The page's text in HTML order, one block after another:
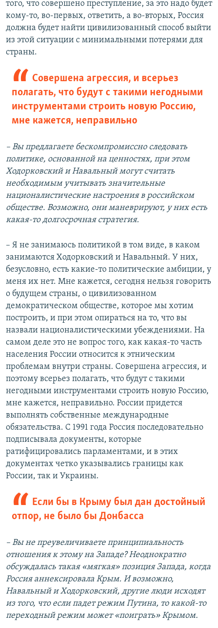
того, что совершено преступление, за это надо будет
кому-то, во-первых, ответить, а во-вторых, Россия
должна будет найти цивилизованный способ выйти
из этой ситуации с минимальными потерями для
страны.
Совершена агрессия, и всерьез
полагать, что будут с такими негодными
инструментами строить новую Россию,
мне кажется, неправильно
– Вы предлагаете бескомпромиссно следовать
политике, основанной на ценностях, при этом
Ходорковский и Навальный могут считать
необходимым учитывать значительные
националистические настроения в российском
обществе. Возможно, они маневрируют, у них есть
какая-то долгосрочная стратегия.
– Я не занимаюсь политикой в том виде, в каком
занимаются Ходорковский и Навальный. У них,
безусловно, есть какие-то политические амбиции, у
меня их нет. Мне кажется, сегодня нельзя говорить
о будущем страны, о цивилизованном
демократическом обществе, которое мы хотим
построить, и при этом опираться на то, что вы
назвали националистическими убеждениями. На
самом деле это не вопрос того, как какая-то часть
населения России относится к этническим
проблемам внутри страны. Совершена агрессия, и
поэтому всерьез полагать, что будут с такими
негодными инструментами строить новую Россию,
мне кажется, неправильно. России придется
выполнять собственные международные
обязательства. С 1991 года Россия последовательно
подписывала документы, которые
ратифицировались парламентами, и в этих
документах четко указывались границы как
России, так и Украины.
Если бы в Крыму был дан достойный
отпор, не было бы Донбасса
– Вы не преувеличиваете принципиальность
отношения к этому на Западе? Неоднократно
обсуждалась такая «мягкая» позиция Запада, когда
Россия аннексировала Крым. И возможно,
Навальный и Ходорковский, другие люди исходят
из того, что если падет режим Путина, то какой-то
переходный режим может «поиграть» Крымом.